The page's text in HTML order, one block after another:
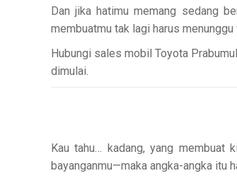
Dan jika hatimu memang sedang
membuatmu tak lagi harus
Hubungi sales mobil Toyota
dimulai.
Kau tahu… kadang, yang membuat
bayanganmu—maka angka-angka itu